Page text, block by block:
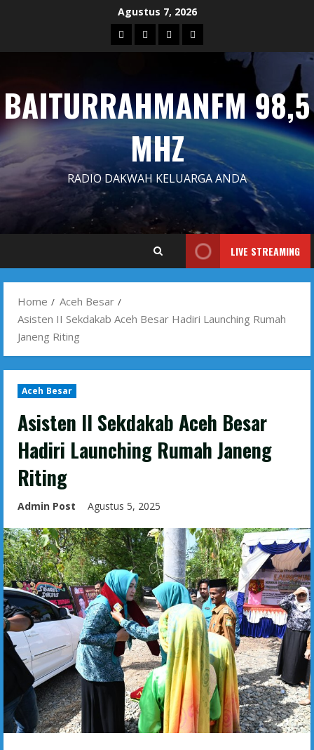
Agustus 7, 2026
Blog Contact
Us
Dengarkan
Siaran
Iklan
BAITURRAHMANFM 98,5
MHZ
RADIO DAKWAH KELUARGA ANDA
LIVE STREAMING
Home
Aceh Besar
Asisten II Sekdakab Aceh Besar Hadiri Launching Rumah
Janeng Riting
Aceh Besar
Asisten II Sekdakab Aceh Besar
Hadiri Launching Rumah Janeng
Riting
Admin Post Agustus 5, 2025